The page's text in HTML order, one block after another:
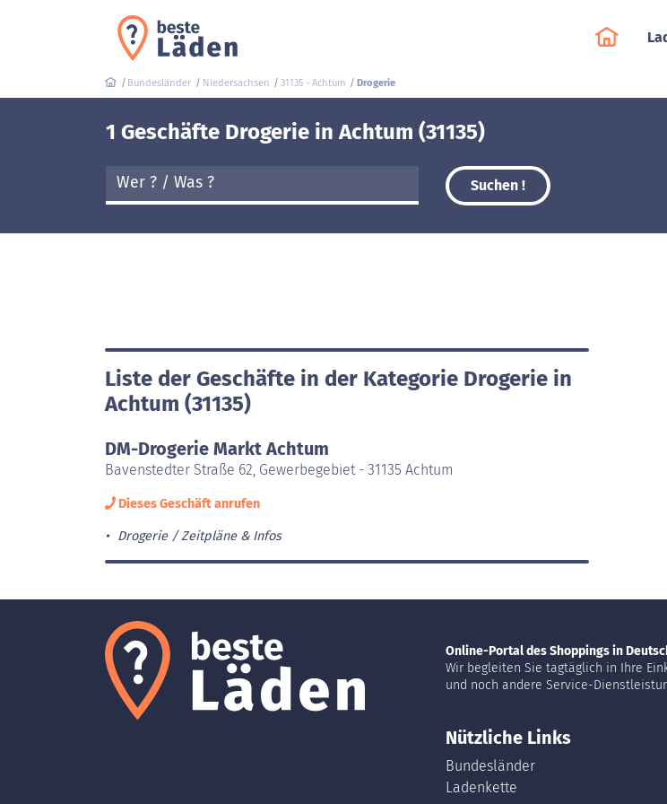
Bundesländer Niedersachsen 31135 - Achtum Drogerie
1 Geschäfte Drogerie in Achtum (31135)
Suchen !
Liste der Geschäfte in der Kategorie Drogerie in
Achtum (31135)
DM-Drogerie Markt Achtum
Bavenstedter Straße 62, Gewerbegebiet - 31135 Achtum
Dieses Geschäft anrufen
Drogerie Zeitpläne & Infos
Online-Portal des Shoppings in
Wir begleiten Sie tagtäglich in Ihre
und noch andere Service-
Nützliche Links
Bundesländer
Ladenkette